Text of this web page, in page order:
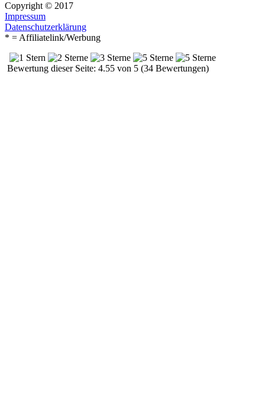
Copyright © 2017
Impressum
Datenschutzerklärung
* = Affiliatelink/Werbung
Bewertung dieser Seite: 4.55 von 5 (34 Bewertungen)